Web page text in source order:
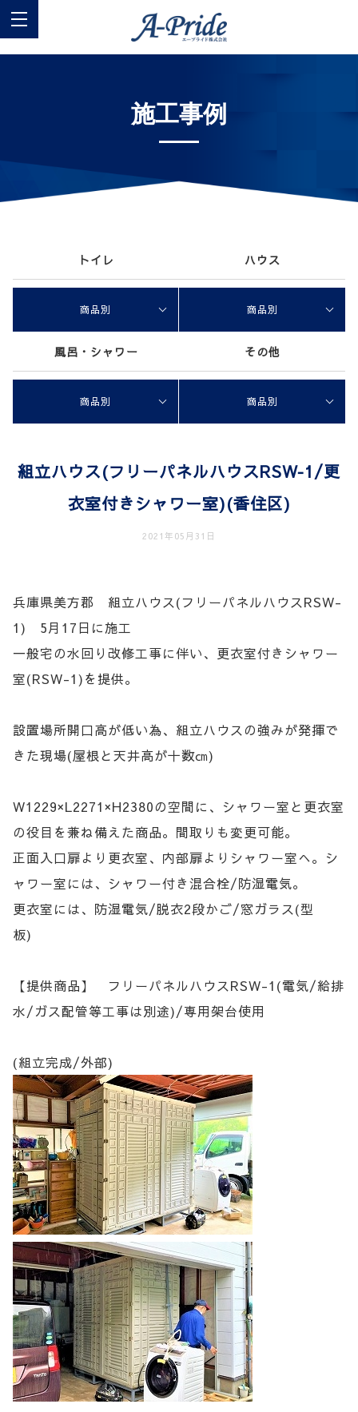
施工事例
トイレ ハウス
商品別 商品別
風呂・シャワー その他
商品別 商品別
組立ハウス(フリーパネルハウスRSW‐1/更
衣室付きシャワー室)(香住区)
2021年05月31日
兵庫県美方郡 組立ハウス(フリーパネルハウスRSW-
1) 5月17日に施工
一般宅の水回り改修工事に伴い、更衣室付きシャワー
室(RSW-1)を提供。
設置場所開口高が低い為、組立ハウスの強みが発揮で
きた現場(屋根と天井高が十数㎝)
W1229×L2271×H2380の空間に、シャワー室と更衣室
の役目を兼ね備えた商品。間取りも変更可能。
正面入口扉より更衣室、内部扉よりシャワー室へ。シ
ャワー室には、シャワー付き混合栓/防湿電気。
更衣室には、防湿電気/脱衣2段かご/窓ガラス(型
板)
【提供商品】 フリーパネルハウスRSW-1(電気/給排
水/ガス配管等工事は別途)/専用架台使用
(組立完成/外部)